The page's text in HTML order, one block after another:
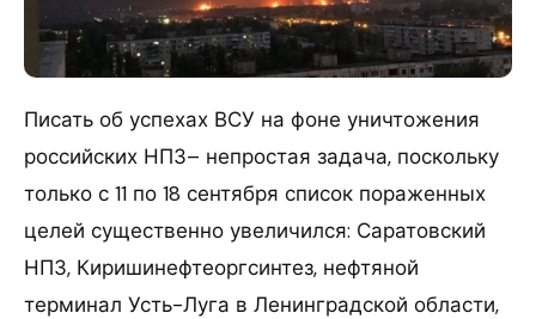
Писать об успехах ВСУ на фоне уничтожения
российских НПЗ– непростая задача, поскольку
только с 11 по 18 сентября список пораженных
целей существенно увеличился: Саратовский
НПЗ, Киришинефтеоргсинтез, нефтяной
терминал Усть-Луга в Ленинградской области,